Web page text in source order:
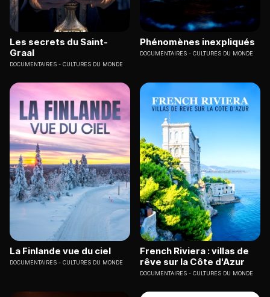
Les secrets du Saint-
Graal
DOCUMENTAIRES CULTURES DU MONDE
Phénomènes inexpliqués
DOCUMENTAIRES CULTURES DU MONDE
La Finlande vue du ciel
DOCUMENTAIRES CULTURES DU MONDE
French Riviera : villas de
rêve sur la Côte d'Azur
DOCUMENTAIRES CULTURES DU MONDE